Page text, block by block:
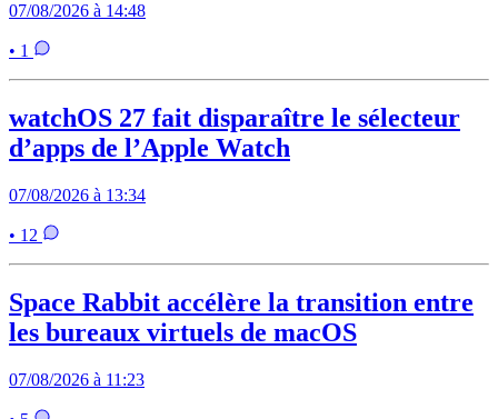
07/08/2026 à 14:48
• 1
watchOS 27 fait disparaître le sélecteur
d’apps de l’Apple Watch
07/08/2026 à 13:34
• 12
Space Rabbit accélère la transition entre
les bureaux virtuels de macOS
07/08/2026 à 11:23